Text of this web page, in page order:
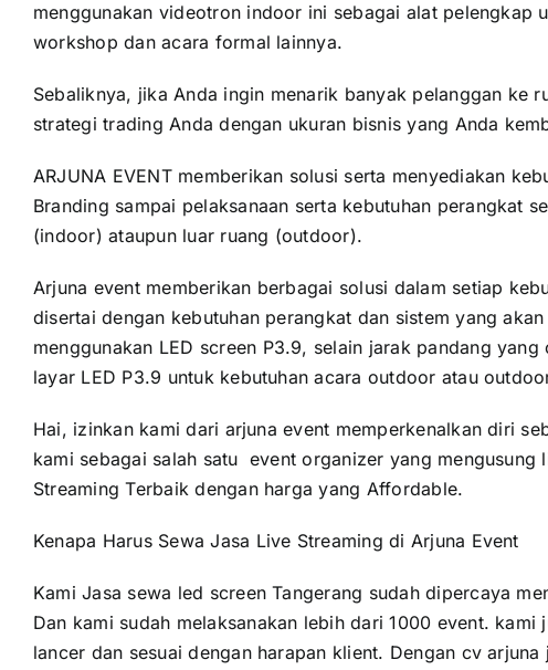
menggunakan videotron indoor ini sebagai alat pelengkap
workshop dan acara formal lainnya.
Sebaliknya, jika Anda ingin menarik banyak pelanggan ke
strategi trading Anda dengan ukuran bisnis yang Anda
ARJUNA EVENT memberikan solusi serta menyediakan
Branding sampai pelaksanaan serta kebutuhan perangkat
(indoor) ataupun luar ruang (outdoor).
Arjuna event memberikan berbagai solusi dalam setiap
disertai dengan kebutuhan perangkat dan sistem yang
menggunakan LED screen P3.9, selain jarak pandang
layar LED P3.9 untuk kebutuhan acara outdoor atau
Hai, izinkan kami dari arjuna event memperkenalkan diri
kami sebagai salah satu event organizer yang
Streaming Terbaik dengan harga yang Affordable.
Kenapa Harus Sewa Jasa Live Streaming di Arjuna Event
KamiJasa sewa led screen Tangerang sudah dipercaya
Dan kami sudah melaksanakan lebih dari 1000 event.
lancer dan sesuai dengan harapan klient. Dengan cv